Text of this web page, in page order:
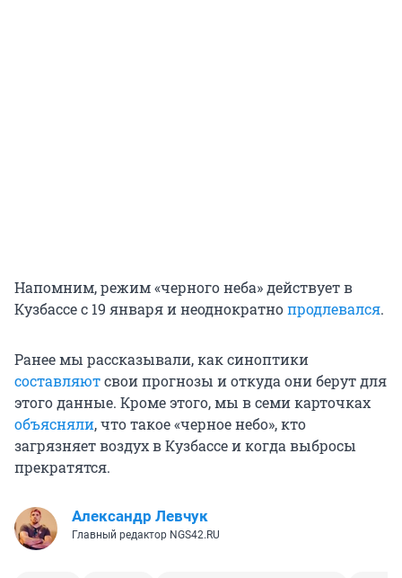
Напомним, режим «черного неба» действует в
Кузбассе с 19 января и неоднократнопродлевался.
Ранее мы рассказывали, как синоптики
составляютсвои прогнозы и откуда они берут для
этого данные. Кроме этого, мы в семи карточках
объясняли, что такое «черное небо», кто
загрязняет воздух в Кузбассе и когда выбросы
прекратятся.
Александр Левчук
Главный редактор NGS42.RU